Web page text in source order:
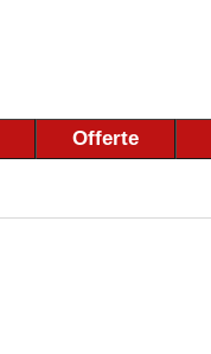
Offerte